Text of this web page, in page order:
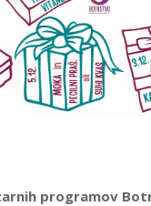
programov